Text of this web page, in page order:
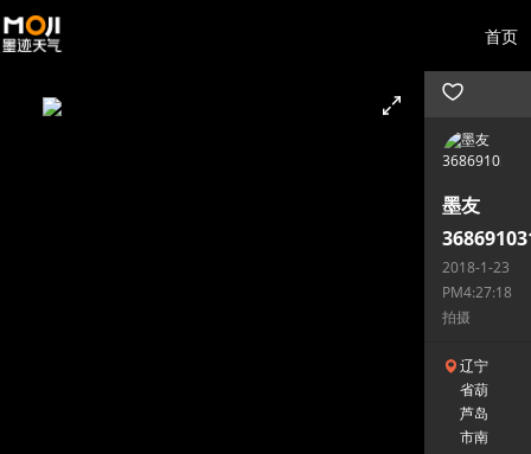
首页
墨友
2018-1-23
PM4:27:18
拍摄
辽宁
省葫
芦岛
市南